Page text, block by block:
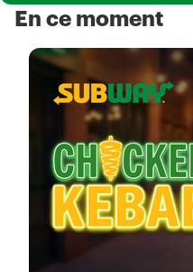
En ce moment